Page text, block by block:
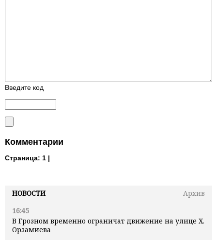
НОВОСТИ
Архив
16:45
В Грозном временно ограничат движение на улице Х.
Орзамиева
Введите код
Комментарии
Страница: 1 |